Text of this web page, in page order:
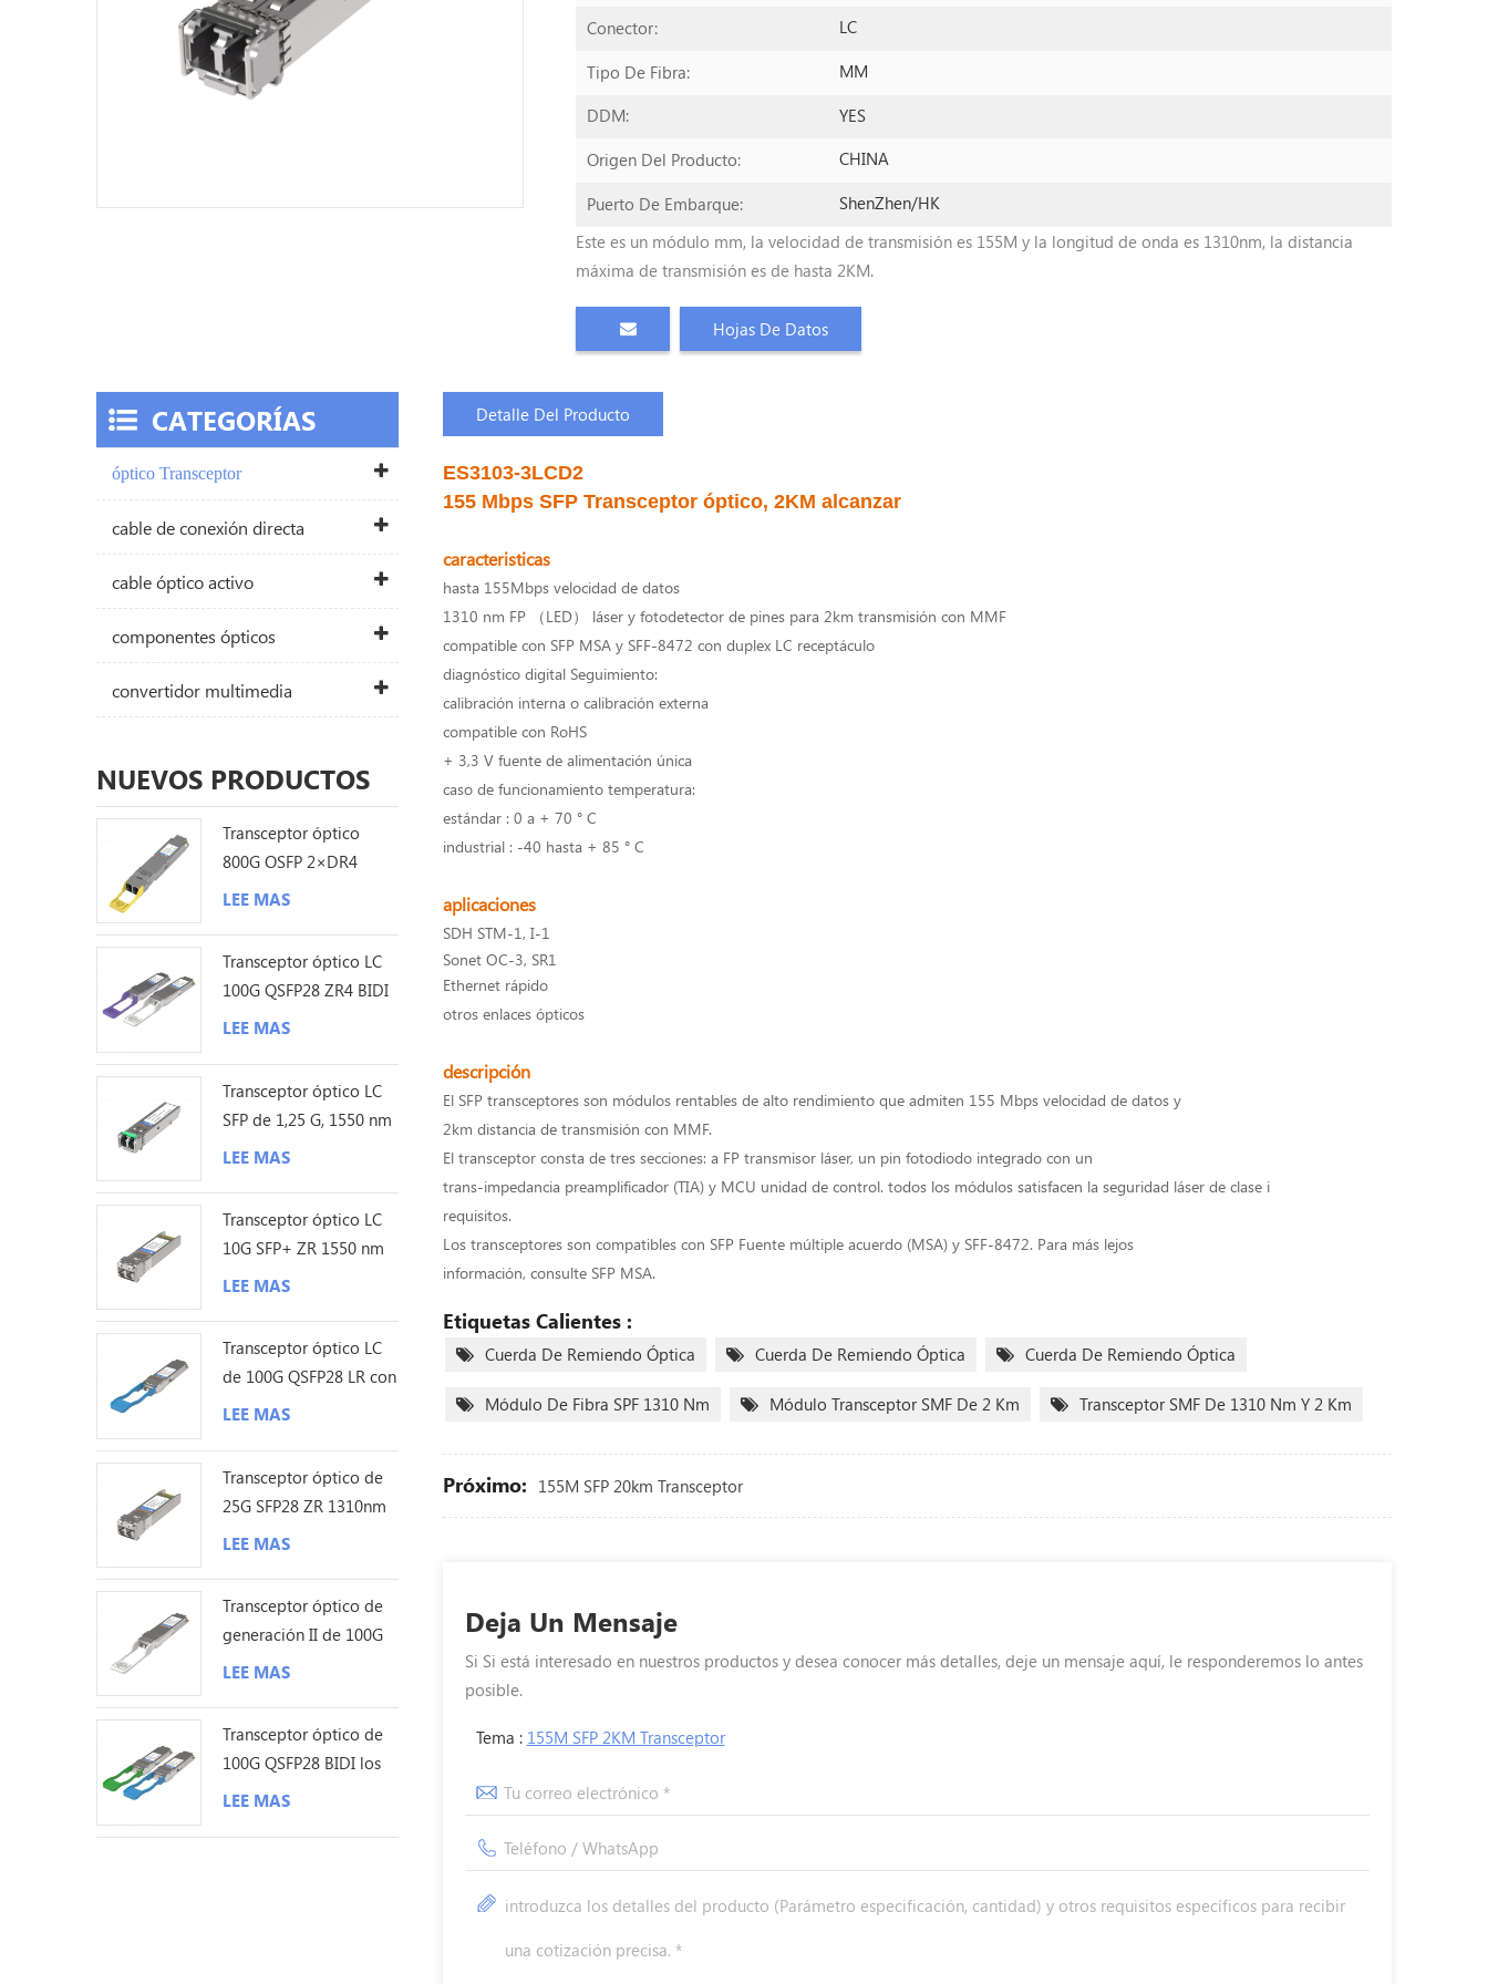
Conector: LC
Tipo De Fibra: MM
DDM: YES
Origen Del Producto: CHINA
Puerto De Embarque:
ShenZhen/HK
Este es un módulo mm, la velocidad de transmisión es 155M y la longitud de onda es 1310nm, la distancia
máxima de transmisión es de hasta 2KM.
Hojas De Datos
Detalle Del Producto
ES3103-3LCD2
155 Mbps SFP Transceptor óptico, 2KM alcanzar
caracteristicas
hasta 155Mbps velocidad de datos
1310 nm FP （LED） láser y fotodetector de pines para 2km transmisión con MMF
compatible con SFP MSA y SFF-8472 con duplex LC receptáculo
diagnóstico digital Seguimiento:
calibración interna o calibración externa
compatible con RoHS
+ 3,3 V fuente de alimentación única
caso de funcionamiento temperatura:
estándar : 0 a + 70 ° C
industrial : -40 hasta + 85 ° C
aplicaciones
SDH STM-1, I-1
Sonet OC-3, SR1
Ethernet rápido
otros enlaces ópticos
descripción
El SFP transceptores son módulos rentables de alto rendimiento que admiten 155 Mbps velocidad de datos y
2km distancia de transmisión con MMF.
El transceptor consta de tres secciones: a FP transmisor láser, un pin fotodiodo integrado con un
trans-impedancia preamplificador (TIA) y MCU unidad de control. todos los módulos satisfacen la seguridad láser de clase i
requisitos.
Los transceptores son compatibles con SFP Fuente múltiple acuerdo (MSA) y SFF-8472. Para más lejos
información, consulte SFP MSA.
Etiquetas Calientes :
Cuerda De Remiendo Óptica Cuerda De Remiendo Óptica Cuerda De Remiendo Óptica
Módulo De Fibra SPF 1310 Nm Módulo Transceptor SMF De 2 Km Transceptor SMF De 1310 Nm Y 2 Km
Próximo: 155M SFP 20km Transceptor
Deja Un Mensaje
Si Si está interesado en nuestros productos y desea conocer más detalles, deje un mensaje aquí, le responderemos lo antes
posible.
Tema : 155M SFP 2KM Transceptor
CATEGORÍAS
óptico Transceptor
cable de conexión directa
cable óptico activo
componentes ópticos
convertidor multimedia
NUEVOS PRODUCTOS
Transceptor óptico
800G OSFP 2×DR4
1310nm 500M MPO12
LEE MAS
Transceptor óptico LC
100G QSFP28 ZR4 BIDI
80KM
LEE MAS
Transceptor óptico LC
SFP de 1,25 G, 1550 nm
y 200 km
LEE MAS
Transceptor óptico LC
10G SFP+ ZR 1550 nm
120 km
LEE MAS
Transceptor óptico LC
de 100G QSFP28 LR con
sonda Lambda única de
LEE MAS
Transceptor óptico de
25G SFP28 ZR 1310nm
los 80KM LC
LEE MAS
Transceptor óptico de
generación II de 100G
QSFP28 ZR4 80KM LC
LEE MAS
Transceptor óptico de
100G QSFP28 BIDI los
40KM LC
LEE MAS